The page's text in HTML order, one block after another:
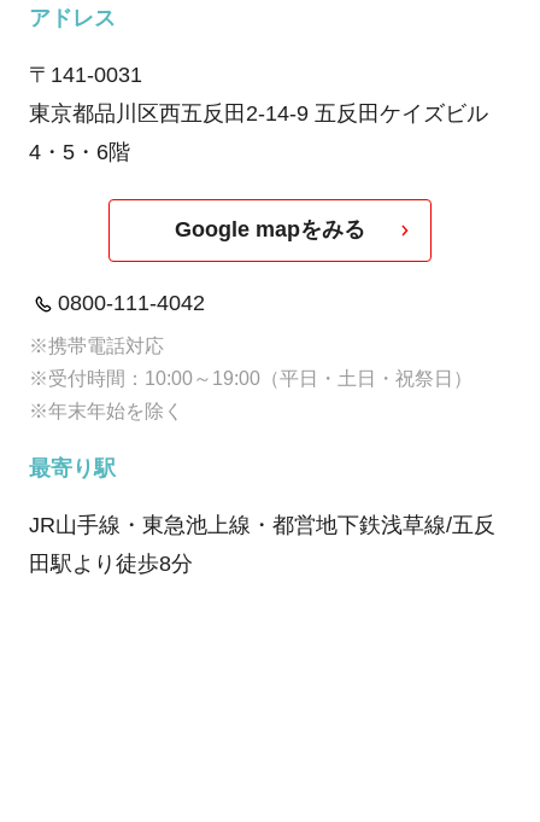
アドレス
〒141-0031
東京都品川区西五反田2-14-9 五反田ケイズビル
4・5・6階
Google mapをみる
0800-111-4042
※携帯電話対応
※受付時間：10:00～19:00（平日・土日・祝祭日）
※年末年始を除く
最寄り駅
JR山手線・東急池上線・都営地下鉄浅草線/五反
田駅より徒歩8分